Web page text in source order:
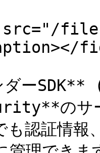
files/
ーSDK**
のサー
も認証情